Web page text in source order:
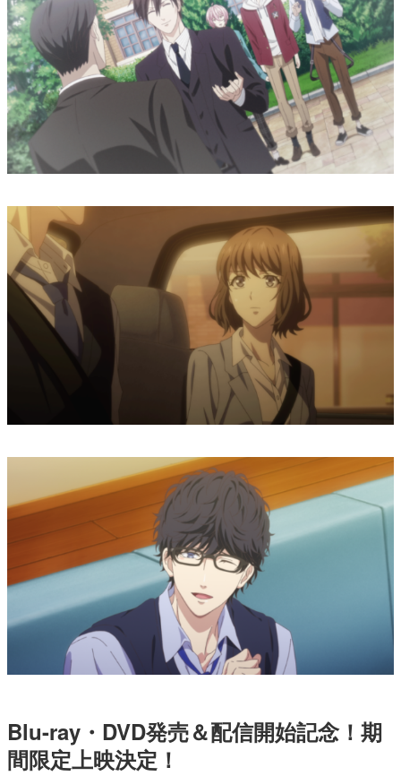
Blu-ray・DVD発売＆配信開始記念！期
間限定上映決定！